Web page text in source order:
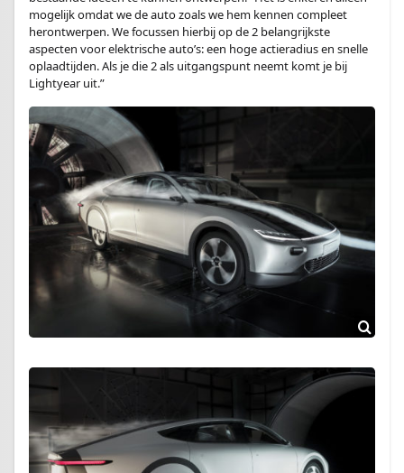
mogelijk omdat we de auto zoals we hem kennen compleet
herontwerpen. We focussen hierbij op de 2 belangrijkste
aspecten voor elektrische auto’s: een hoge actieradius en snelle
oplaadtijden. Als je die 2 als uitgangspunt neemt komt je bij
Lightyear uit.”